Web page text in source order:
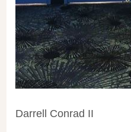
Darrell Conrad II